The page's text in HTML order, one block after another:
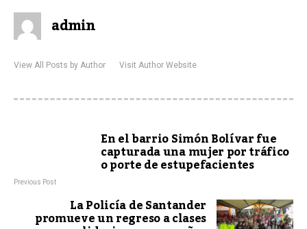
admin
View All Posts by Author Visit Author Website
En el barrio Simón Bolívar fue
capturada una mujer por tráfico
o porte de estupefacientes
Previous Post
La Policía de Santander
promueve un regreso a clases